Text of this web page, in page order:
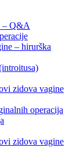
– Q&A
– hirurška
zidova vagine
operacija
zidova vagine